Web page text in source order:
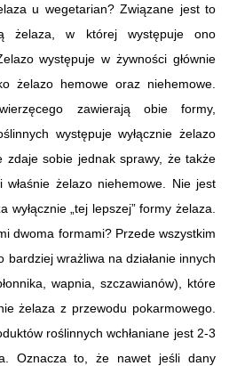
u wegetarian? Związane jest to
żelaza, w której występuje ono
występuje w żywności głównie
żelazo hemowe oraz niehemowe.
zawierają obie formy,
występuje wyłącznie żelazo
zdaje sobie jednak sprawy, że także
żelazo niehemowe. Nie jest
„tej lepszej” formy żelaza.
dwoma formami? Przede wszystkim
bardziej wrażliwa na działanie innych
wapnia, szczawianów), które
żelaza z przewodu pokarmowego.
roślinnych wchłaniane jest 2-3
Oznacza to, że nawet jeśli dany